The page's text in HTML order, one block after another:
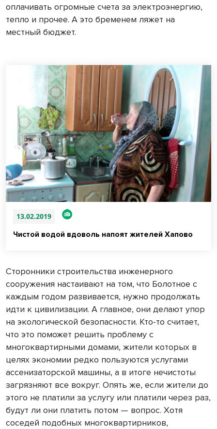
оплачивать огромные счета за электроэнергию,
тепло и прочее. А это бременем ляжет на
местный бюджет.
13.02.2019
Чистой водой вдоволь напоят жителей Хапово
Сторонники строительства инженерного
сооружения настаивают на том, что Болотное с
каждым годом развивается, нужно продолжать
идти к цивилизации. А главное, они делают упор
на экологической безопасности. Кто-то считает,
что это поможет решить проблему с
многоквартирными домами, жители которых в
целях экономии редко пользуются услугами
ассенизаторской машины, а в итоге нечистоты
загрязняют все вокруг. Опять же, если жители до
этого не платили за услугу или платили через раз,
будут ли они платить потом — вопрос. Хотя
соседей подобных многоквартирников,